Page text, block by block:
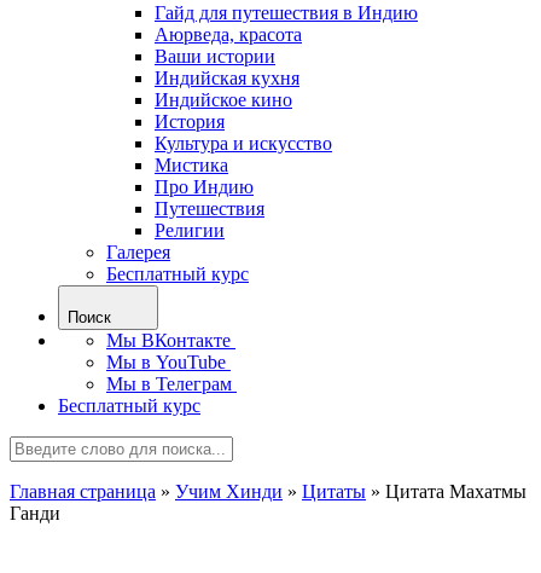
Гайд для путешествия в Индию
Аюрведа, красота
Ваши истории
Индийская кухня
Индийское кино
История
Культура и искусство
Мистика
Про Индию
Путешествия
Религии
Галерея
Бесплатный курс
Поиск
Мы ВКонтакте
Мы в YouTube
Мы в Телеграм
Бесплатный курс
Главная страница » Учим Хинди » Цитаты » Цитата Махатмы
Ганди